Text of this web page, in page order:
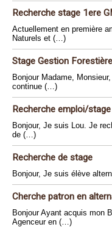
Recherche stage 1ere
Actuellement en première
Naturels et (…)
Stage Gestion Forestière
Bonjour Madame,
continue (…)
Recherche emploi/stage
Bonjour, Je suis Lou. Je
de (…)
Recherche de stage
Bonjour, Je suis élève
Cherche patron en
Bonjour Ayant acquis mon
Agenceur en (…)